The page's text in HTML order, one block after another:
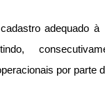
adequado à
por parte